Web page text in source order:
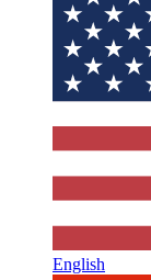
English